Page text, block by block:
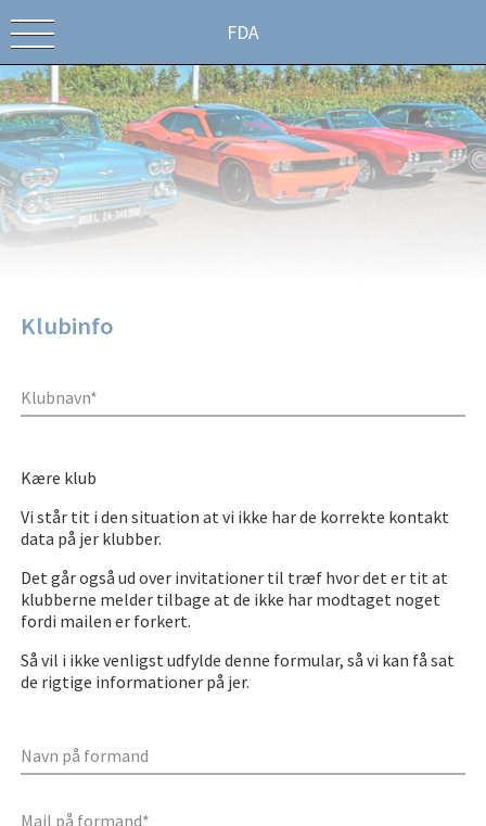
FDA
Klubinfo
Kære klub
Vi står tit i den situation at vi ikke har de korrekte kontakt
data på jer klubber.
Det går også ud over invitationer til træf hvor det er tit at
klubberne melder tilbage at de ikke har modtaget noget
fordi mailen er forkert.
Så vil i ikke venligst udfylde denne formular, så vi kan få sat
de rigtige informationer på jer.